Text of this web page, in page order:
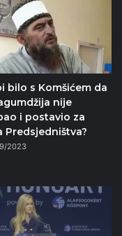
bilo s Komšićem da
nije
i postavio za
Predsjedništva?
2023